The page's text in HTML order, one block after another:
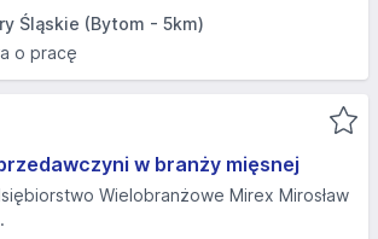
Śląskie (Bytom - 5km)
o pracę
w branży mięsnej
Wielobranżowe Mirex Mirosław